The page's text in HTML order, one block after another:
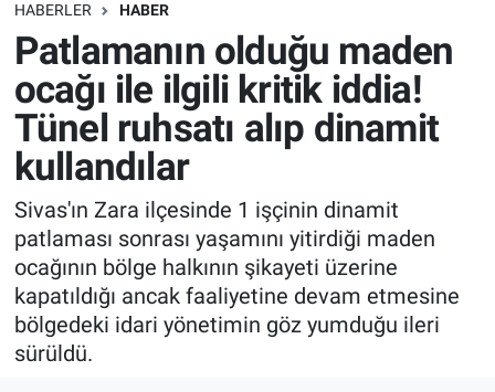
HABERLER HABER
Patlamanın olduğu maden
ocağı ile ilgili kritik iddia!
Tünel ruhsatı alıp dinamit
kullandılar
Sivas'ın Zara ilçesinde 1 işçinin dinamit
patlaması sonrası yaşamını yitirdiği maden
ocağının bölge halkının şikayeti üzerine
kapatıldığı ancak faaliyetine devam etmesine
bölgedeki idari yönetimin göz yumduğu ileri
sürüldü.
Bilim turu
Bilim ve Teknoloji Evreni
Doğa Konuşuyor
Dünya
Ege Saati
Ege'den Esintiler
Eğitim
Dünya
Teknoloji
Sağlık
Spor
Yayın Akışı
İletişim
Trafik Durumu
Süper Lig Puan Durumu ve Fikstür
Tüm Manşetler
Son Dakika Haberleri
Haber Arşivi